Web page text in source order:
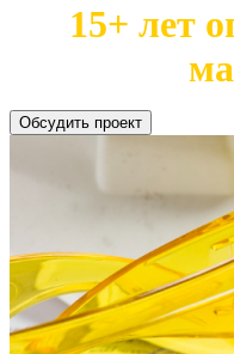
15+ лет
Обсудить проект